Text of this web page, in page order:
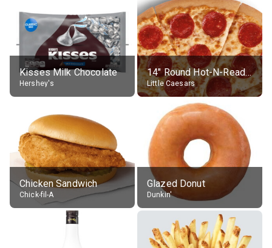
Kisses Milk Chocolate
Hershey's
14" Round Hot-N-Ready Pepperoni Pizza
Little Caesars
Chicken Sandwich
Chick-fil-A
Glazed Donut
Dunkin'